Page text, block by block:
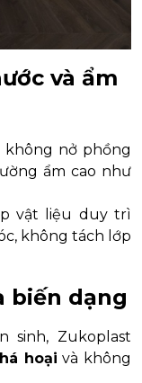
và ẩm
không nở phồng
ẩm cao như
vật liệu duy trì
không tách lớp
biến dạng
sinh, Zukoplast
hoại và không